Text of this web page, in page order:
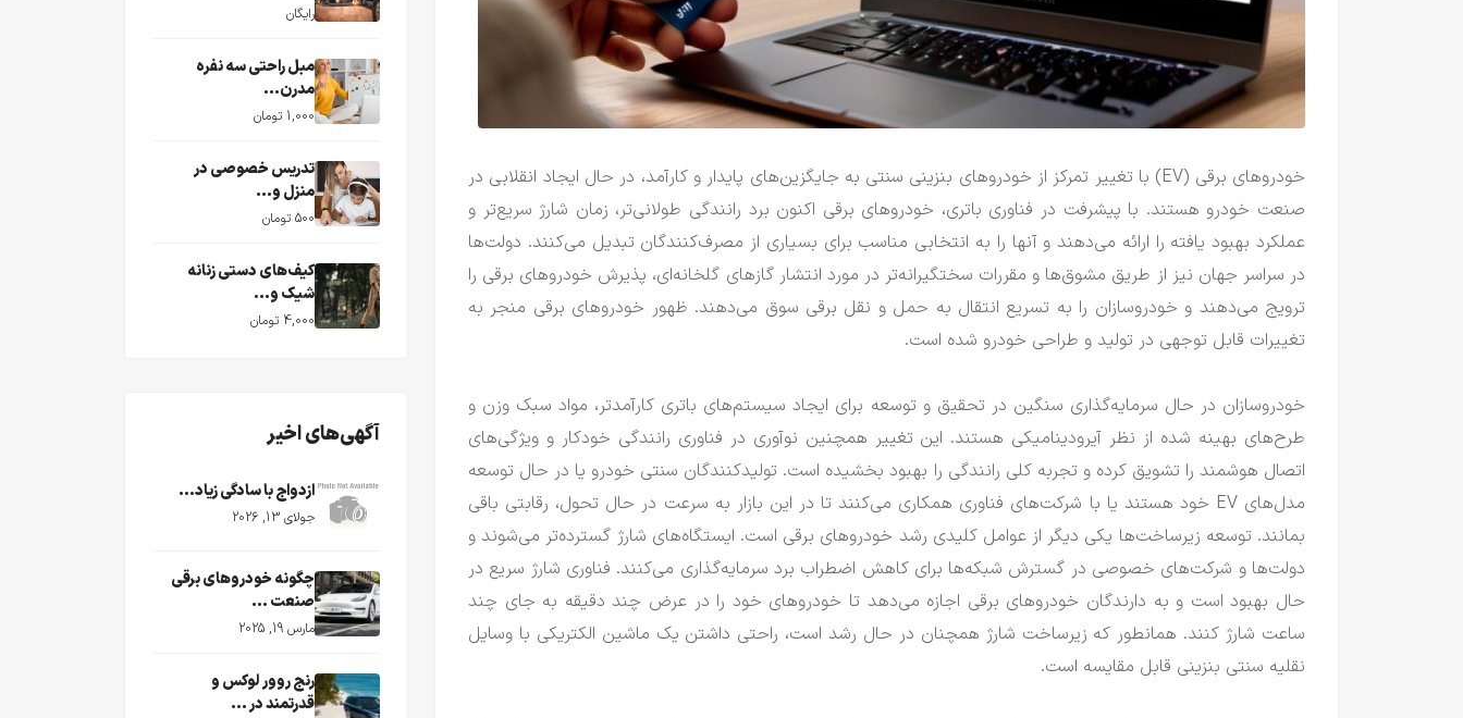
خودروهای برقی (EV) با تغییر تمرکز از خودروهای بنزینی سنتی به جایگزین‌های پایدار و کارآمد، در حال ایجاد انقلابی در
صنعت خودرو هستند. با پیشرفت در فناوری باتری، خودروهای برقی اکنون برد رانندگی طولانی‌تر، زمان شارژ سریع‌تر و
عملکرد بهبود یافته را ارائه می‌دهند و آنها را به انتخابی مناسب برای بسیاری از مصرف‌کنندگان تبدیل می‌کنند. دولت‌ها
در سراسر جهان نیز از طریق مشوق‌ها و مقررات سختگیرانه‌تر در مورد انتشار گازهای گلخانه‌ای، پذیرش خودروهای برقی را
ترویج می‌دهند و خودروسازان را به تسریع انتقال به حمل و نقل برقی سوق می‌دهند. ظهور خودروهای برقی منجر به
تغییرات قابل توجهی در تولید و طراحی خودرو شده است.
خودروسازان در حال سرمایه‌گذاری سنگین در تحقیق و توسعه برای ایجاد سیستم‌های باتری کارآمدتر، مواد سبک وزن و
طرح‌های بهینه شده از نظر آیرودینامیکی هستند. این تغییر همچنین نوآوری در فناوری رانندگی خودکار و ویژگی‌های
اتصال هوشمند را تشویق کرده و تجربه کلی رانندگی را بهبود بخشیده است. تولیدکنندگان سنتی خودرو یا در حال توسعه
مدل‌های EV خود هستند یا با شرکت‌های فناوری همکاری می‌کنند تا در این بازار به سرعت در حال تحول، رقابتی باقی
بمانند. توسعه زیرساخت‌ها یکی دیگر از عوامل کلیدی رشد خودروهای برقی است. ایستگاه‌های شارژ گسترده‌تر می‌شوند و
دولت‌ها و شرکت‌های خصوصی در گسترش شبکه‌ها برای کاهش اضطراب برد سرمایه‌گذاری می‌کنند. فناوری شارژ سریع در
حال بهبود است و به دارندگان خودروهای برقی اجازه می‌دهد تا خودروهای خود را در عرض چند دقیقه به جای چند
ساعت شارژ کنند. همانطور که زیرساخت شارژ همچنان در حال رشد است، راحتی داشتن یک ماشین الکتریکی با وسایل
نقلیه سنتی بنزینی قابل مقایسه است.
رایگان
مبل راحتی سه نفره
مدرن...
1,000 تومان
تدریس خصوصی در
منزل و...
500 تومان
کیف‌های دستی زنانه
شیک و...
4,000 تومان
آگهی‌های اخیر
ازدواج با سادگی زیاد...
جولای 13, 2026
چگونه خودروهای برقی
صنعت ...
مارس 19, 2025
رنج روور لوکس و
قدرتمند در ...